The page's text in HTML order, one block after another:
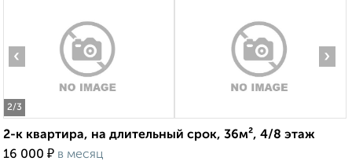
2/3
‹ ›
2-к квартира, на длительный срок, 36м², 4/8 этаж
16 000 ₽ в месяц